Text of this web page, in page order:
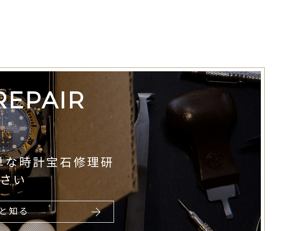
な時計宝石修理研
い
知る